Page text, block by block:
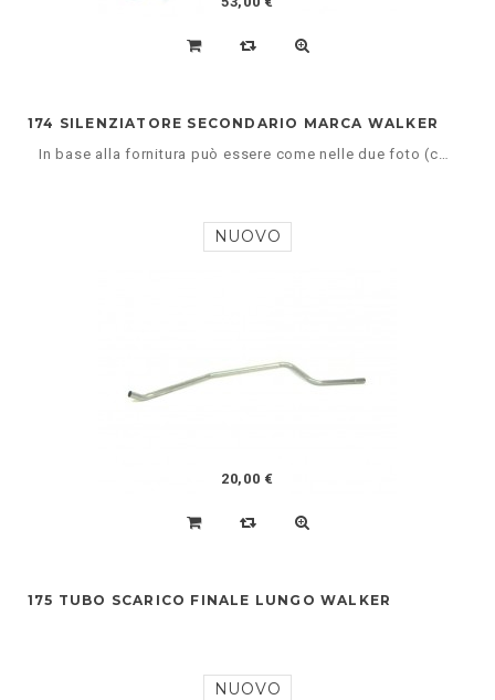
174 SILENZIATORE SECONDARIO MARCA WALKER
In base alla fornitura può essere come nelle due foto (corpo unico allungato o cilindrico)
NUOVO
20,00 €
175 TUBO SCARICO FINALE LUNGO WALKER
NUOVO